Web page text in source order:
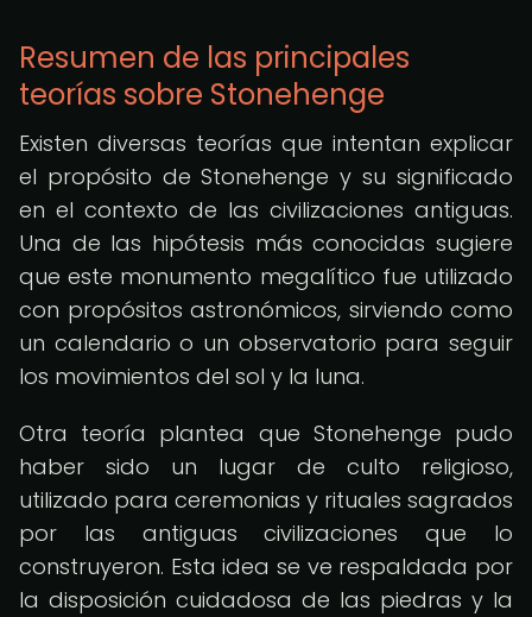
Resumen de las principales
teorías sobre Stonehenge
Existen diversas teorías que intentan explicar
el propósito de Stonehenge y su significado
en el contexto de las civilizaciones antiguas.
Una de las hipótesis más conocidas sugiere
que este monumento megalítico fue utilizado
con propósitos astronómicos, sirviendo como
un calendario o un observatorio para seguir
los movimientos del sol y la luna.
Otra teoría plantea que Stonehenge pudo
haber sido un lugar de culto religioso,
utilizado para ceremonias y rituales sagrados
por las antiguas civilizaciones que lo
construyeron. Esta idea se ve respaldada por
la disposición cuidadosa de las piedras y la